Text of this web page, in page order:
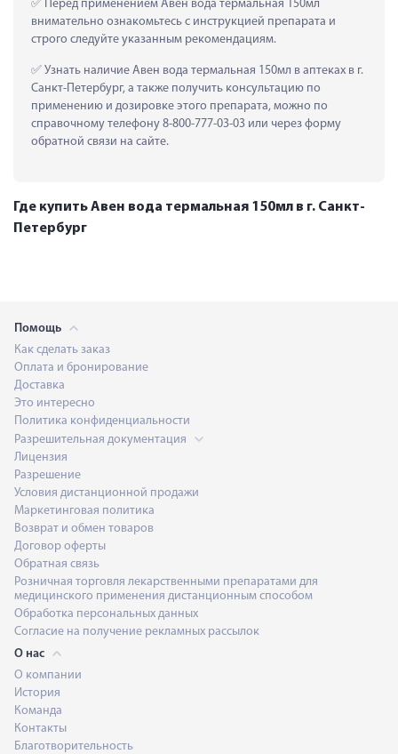
Перед применением Авен вода термальная 150мл
внимательно ознакомьтесь с инструкцией препарата и
строго следуйте указанным рекомендациям.
Узнать наличие Авен вода термальная 150мл в аптеках в г.
Санкт-Петербург, а также получить консультацию по
применению и дозировке этого препарата, можно по
справочному телефону 8-800-777-03-03 или через форму
обратной связи на сайте.
Где купить Авен вода термальная 150мл в г. Санкт-
Петербург
Помощь
Как сделать заказ
Оплата и бронирование
Доставка
Это интересно
Политика конфиденциальности
Разрешительная документация
Лицензия
Разрешение
Условия дистанционной продажи
Маркетинговая политика
Возврат и обмен товаров
Договор оферты
Обратная связь
Розничная торговля лекарственными препаратами для
медицинского применения дистанционным способом
Обработка персональных данных
Согласие на получение рекламных рассылок
О нас
О компании
История
Команда
Контакты
Благотворительность